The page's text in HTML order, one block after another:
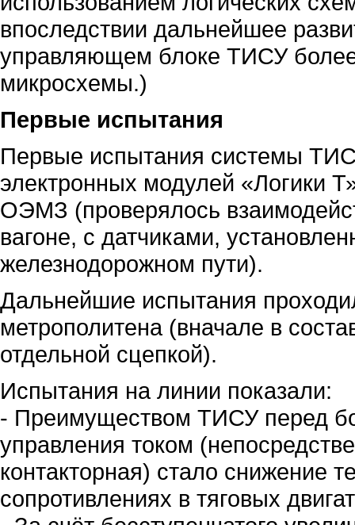
впоследствии дальнейшее
управляющем блоке ТИСУ
микросхемы.)
Первые испытания
Первые испытания системы
электронных модулей «Логики
ОЭМЗ (проверялось
вагоне, с датчиками,
железнодорожном пути).
Дальнейшие испытания
метрополитена (вначале в
отдельной сцепкой).
Испытания на линии показали:
- Преимуществом ТИСУ перед
управления током
контакторная) стало снижение
сопротивлениях в тяговых